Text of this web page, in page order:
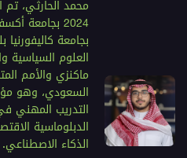
محمد الحارثي، تم
2024 بجامعة
بجامعة
العلوم السياسية
ماكنزي والأمم
السعودي، وهو
التدريب المهني
الدبلوماسية
الذكاء الاصطناعي.